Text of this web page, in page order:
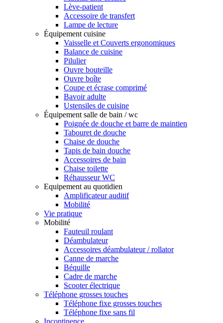
Lève-patient
Accessoire de transfert
Lampe de lecture
Équipement cuisine
Vaisselle et Couverts ergonomiques
Balance de cuisine
Pilulier
Ouvre bouteille
Ouvre boîte
Coupe et écrase comprimé
Bavoir adulte
Ustensiles de cuisine
Équipement salle de bain / wc
Poignée de douche et barre de maintien
Tabouret de douche
Chaise de douche
Tapis de bain douche
Accessoires de bain
Chaise toilette
Réhausseur WC
Equipement au quotidien
Amplificateur auditif
Mobilité
Vie pratique
Mobilité
Fauteuil roulant
Déambulateur
Accessoires déambulateur / rollator
Canne de marche
Béquille
Cadre de marche
Scooter électrique
Téléphone grosses touches
Téléphone fixe grosses touches
Téléphone fixe sans fil
Incontinence